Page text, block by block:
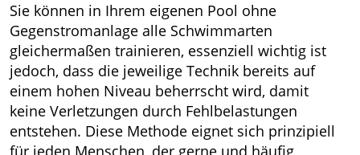
Sie können in Ihrem eigenen Pool ohne
Gegenstromanlage alle Schwimmarten
gleichermaßen trainieren, essenziell wichtig ist
jedoch, dass die jeweilige Technik bereits auf
einem hohen Niveau beherrscht wird, damit
keine Verletzungen durch Fehlbelastungen
entstehen. Diese Methode eignet sich prinzipiell
für jeden Menschen, der gerne und häufig